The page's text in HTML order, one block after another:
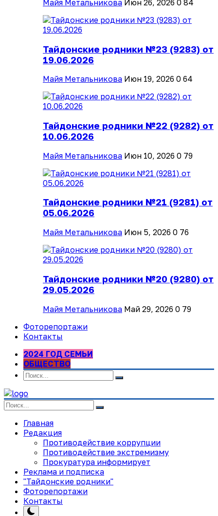
Майя Метальникова Июн 26, 2026 0 84
Тайдонские родники №23 (9283) от
19.06.2026
Майя Метальникова Июн 19, 2026 0 64
Тайдонские родники №22 (9282) от
10.06.2026
Майя Метальникова Июн 10, 2026 0 79
Тайдонские родники №21 (9281) от
05.06.2026
Майя Метальникова Июн 5, 2026 0 76
Тайдонские родники №20 (9280) от
29.05.2026
Майя Метальникова Май 29, 2026 0 79
Фоторепортажи
Контакты
2024 ГОД СЕМЬИ
ОБЩЕСТВО
Главная
Редакция
Противодействие коррупции
Противодействие экстремизму
Прокуратура информирует
Реклама и подписка
"Тайдонские родники"
Фоторепортажи
Контакты